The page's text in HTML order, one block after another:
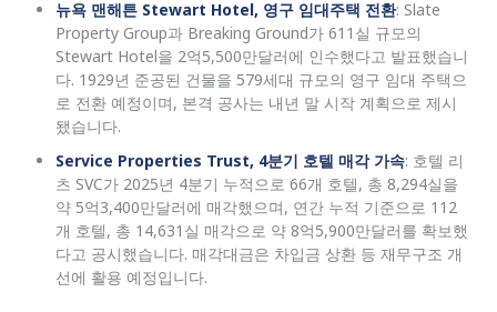
뉴욕 맨해튼 Stewart Hotel, 영구 임대주택 전환: Slate
Property Group과 Breaking Ground가 611실 규모의
Stewart Hotel을 2억5,500만달러에 인수했다고 발표했습니
다. 1929년 준공된 건물을 579세대 규모의 영구 임대 주택으
로 전환 예정이며, 본격 공사는 내년 말 시작 계획으로 제시
됐습니다.
Service Properties Trust, 4분기 호텔 매각 가속: 호텔 리
츠 SVC가 2025년 4분기 누적으로 66개 호텔, 총 8,294실을
약 5억3,400만달러에 매각했으며, 연간 누적 기준으로 112
개 호텔, 총 14,631실 매각으로 약 8억5,900만달러를 확보했
다고 공시했습니다. 매각대금은 차입금 상환 등 재무구조 개
선에 활용 예정입니다.